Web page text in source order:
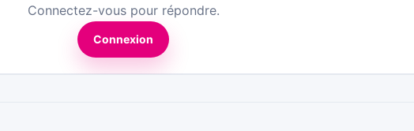
Connectez-vous pour répondre.
Connexion